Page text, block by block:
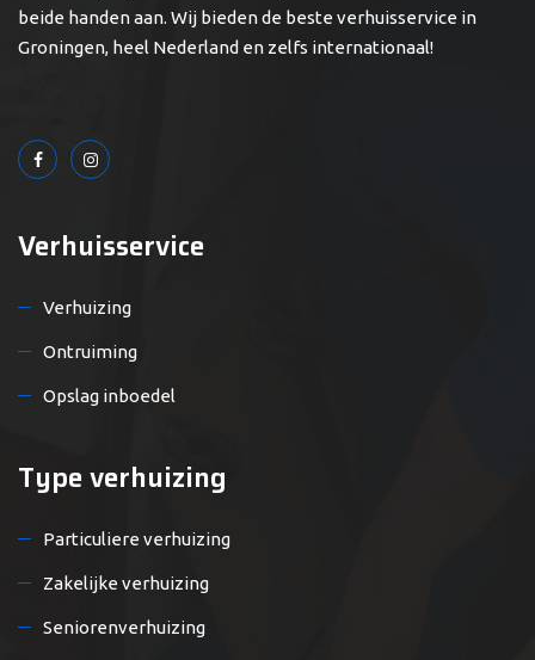
beide handen aan. Wij bieden de beste verhuisservice in
Groningen, heel Nederland en zelfs internationaal!
Verhuisservice
Verhuizing
Ontruiming
Opslag inboedel
Type verhuizing
Particuliere verhuizing
Zakelijke verhuizing
Seniorenverhuizing